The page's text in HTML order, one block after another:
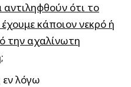
ότι το
κάποιον νεκρό ή
την αχαλίνωτη
;
εν λόγω